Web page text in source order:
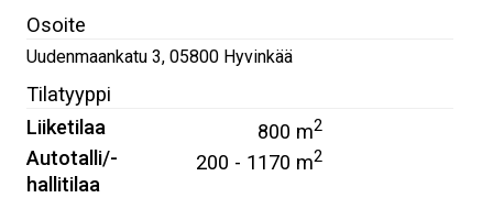
Osoite
Uudenmaankatu 3, 05800 Hyvinkää
Tilatyyppi
Liiketilaa
800 m2
Autotalli/-
hallitilaa
200 - 1170 m2